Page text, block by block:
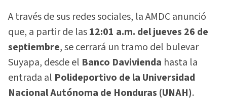
A través de sus redes sociales, la AMDC anunció
que, a partir de las12:01 a.m. del jueves 26 de
septiembre, se cerrará un tramo del bulevar
Suyapa, desde el Banco Davivienda hasta la
entrada al Polideportivo de la Universidad
Nacional Autónoma de Honduras (UNAH).